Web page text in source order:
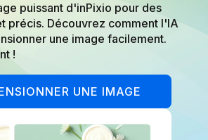
puissant d'inPixio pour des
précis. Découvrez comment l'IA
une image facilement.
!
UNE IMAGE